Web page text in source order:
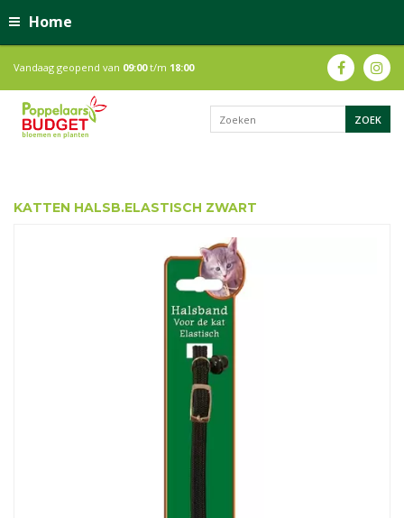
Home
Vandaag geopend van 09:00t/m 18:00
KATTEN HALSB.ELASTISCH ZWART